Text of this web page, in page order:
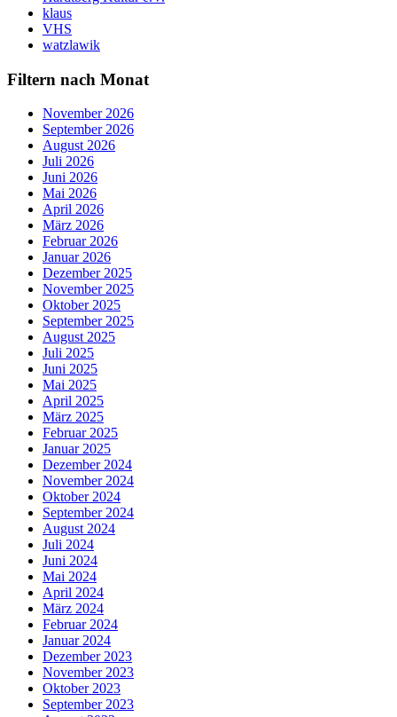
klaus
VHS
watzlawik
Filtern nach Monat
November 2026
September 2026
August 2026
Juli 2026
Juni 2026
Mai 2026
April 2026
März 2026
Februar 2026
Januar 2026
Dezember 2025
November 2025
Oktober 2025
September 2025
August 2025
Juli 2025
Juni 2025
Mai 2025
April 2025
März 2025
Februar 2025
Januar 2025
Dezember 2024
November 2024
Oktober 2024
September 2024
August 2024
Juli 2024
Juni 2024
Mai 2024
April 2024
März 2024
Februar 2024
Januar 2024
Dezember 2023
November 2023
Oktober 2023
September 2023